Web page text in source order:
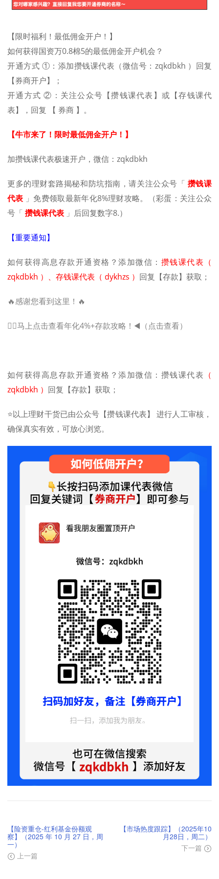
【限时福利！最低佣金开户！】
如何获得国资万0.8棉5的最低佣金开户机会？
开通方式 ①：添加攒钱课代表（微信号：zqkdbkh ）回复
【券商开户】；
开通方式 ②：关注公众号【攒钱课代表】或【存钱课代
表】，回复 【 券商 】。
【牛市来了！限时最低佣金开户！】
加攒钱课代表极速开户，微信：zqkdbkh
更多的理财套路揭秘和防坑指南，请关注公众号「 攒钱课
代表 」免费领取最新年化8%理财攻略。（彩蛋：关注公众
号「 攒钱课代表 」后回复数字8.）
【重要通知】
如何获得高息存款开通资格？添加微信： 攒钱课代表（
zqkdbkh ）、存钱课代表（ dykhzs ） 回复【存款】获取；
🔥感谢您看到这里！🔥
🖐🏻马上点击查看年化4%+存款攻略！◀️（点击查看）
如何获得高息存款开通资格？添加微信：攒钱课代表 （
zqkdbkh ） 回复【存款】获取；
⭐️以上理财干货已由公众号【攒钱课代表】 进行人工审核，
确保真实有效，可放心浏览。
【险资重仓-红利基金份额观
察】（2025 年 10 月 27 日，周
一）
上一篇
【市场热度跟踪】（2025年10
月28日，周二）
下一篇